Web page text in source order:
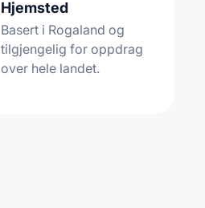
Hjemsted
Basert i Rogaland og
tilgjengelig for oppdrag
over hele landet.